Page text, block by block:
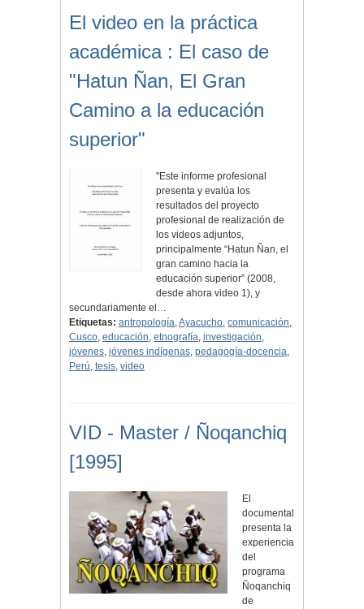
El video en la práctica
académica : El caso de
"Hatun Ñan, El Gran
Camino a la educación
superior"
"Este informe profesional
presenta y evalúa los
resultados del proyecto
profesional de realización de
los videos adjuntos,
principalmente “Hatun Ñan, el
gran camino hacia la
educación superior” (2008,
desde ahora video 1), y
secundariamente el…
Etiquetas: antropología,Ayacucho, comunicación,
Cusco, educación, etnografía, investigación,
jóvenes, jóvenes indígenas, pedagogía-docencia,
Perú, tesis, video
VID - Master / Ñoqanchiq
[1995]
El
documental
presenta la
experiencia
del
programa
Ñoqanchiq
de